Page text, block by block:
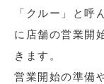
「クルー」と呼
に店舗の営業開
きます。
営業開始の準備